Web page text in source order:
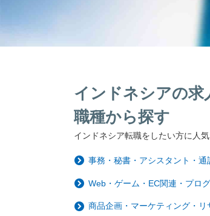
インドネシアの求
職種から探す
インドネシア転職をしたい方に人
事務・秘書・アシスタント・通
Web・ゲーム・EC関連・プロ
商品企画・マーケティング・リ